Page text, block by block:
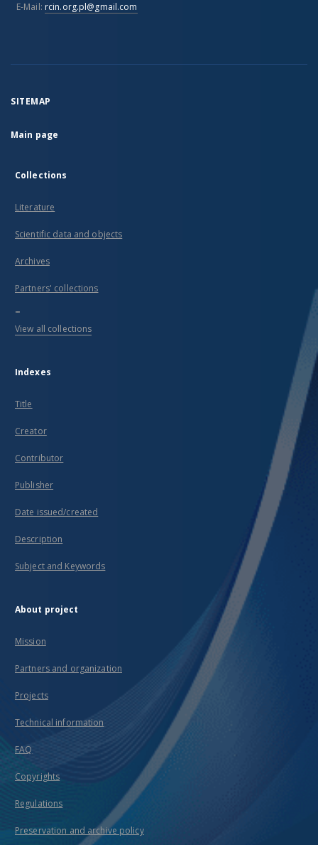
E-Mail: rcin.org.pl@gmail.com
SITEMAP
Main page
Collections
Literature
Scientific data and objects
Archives
Partners' collections
...
View all collections
Indexes
Title
Creator
Contributor
Publisher
Date issued/created
Description
Subject and Keywords
About project
Mission
Partners and organization
Projects
Technical information
FAQ
Copyrights
Regulations
Preservation and archive policy